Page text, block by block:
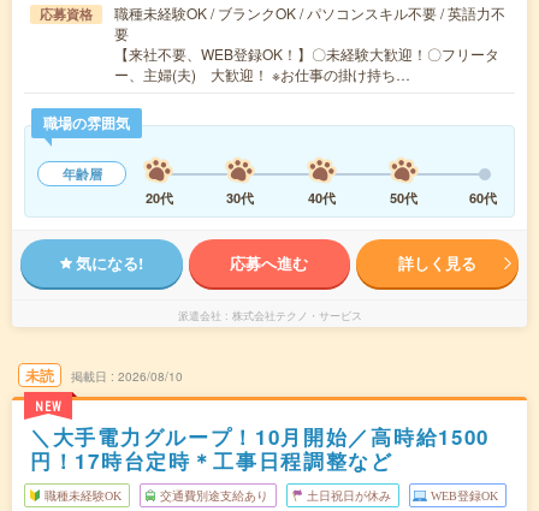
応募資格
職種未経験OK / ブランクOK / パソコンスキル不要 / 英語力不
要
【来社不要、WEB登録OK！】〇未経験大歓迎！〇フリータ
ー、主婦(夫) 大歓迎！ ※お仕事の掛け持ち…
職場の雰囲気
年齢層
20代
30代 40代 50代 60代
気になる! 応募へ進む 詳しく見る
派遣会社 株式会社テクノ・サービス
未読
NEW
掲載日 2026/08/10
＼大手電力グループ！10月開始／高時給1500
円！17時台定時＊工事日程調整など
職種未経験OK 交通費別途支給あり 土日祝日が休み WEB登録OK